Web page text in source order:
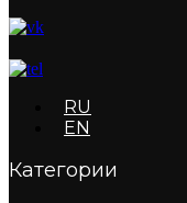
RU
EN
Категории